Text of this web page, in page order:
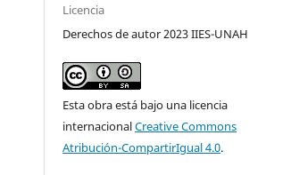
Licencia
Derechos de autor 2023 IIES-UNAH
Esta obra está bajo una licencia
internacionalCreative Commons
Atribución-CompartirIgual 4.0.